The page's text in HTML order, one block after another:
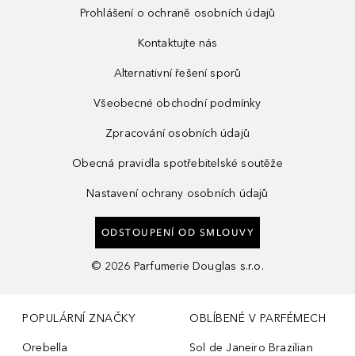
Prohlášení o ochraně osobních údajů
Kontaktujte nás
Alternativní řešení sporů
Všeobecné obchodní podmínky
Zpracování osobních údajů
Obecná pravidla spotřebitelské soutěže
Nastavení ochrany osobních údajů
ODSTOUPENÍ OD SMLOUVY
© 2026 Parfumerie Douglas s.r.o.
POPULÁRNÍ ZNAČKY
Orebella
OBLÍBENÉ V PARFÉMECH
Sol de Janeiro Brazilian